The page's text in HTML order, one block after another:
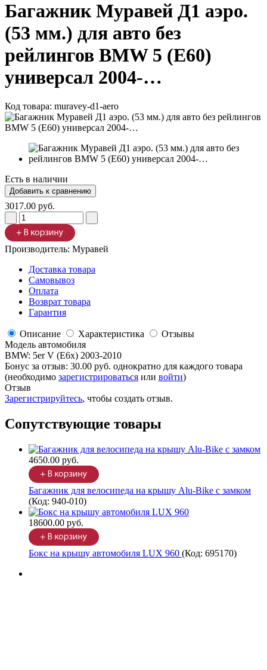
Багажник Муравей Д1 аэро.
(53 мм.) для авто без
рейлингов BMW 5 (Е60)
универсал 2004-…
Код товара: muravey-d1-aero
Есть в наличии
3017.00 руб.
Производитель: Муравей
Доставка товара
Самовывоз
Оплата
Возврат товара
Гарантия
Описание Характеристика
Отзывы
Модель автомобиля
BMW: 5er V (E6x) 2003-2010
Бонус за отзыв: 30.00 руб. однократно для каждого товара
(необходимо зарегистрироваться или войти)
Отзыв
Зарегистрируйтесь, чтобы создать отзыв.
Сопутствующие товары
4650.00 руб.
Багажник для велосипеда на крышу Alu-Bike с замком
(Код: 940-010)
18600.00 руб.
Бокс на крышу автомобиля LUX 960 (Код: 695170)